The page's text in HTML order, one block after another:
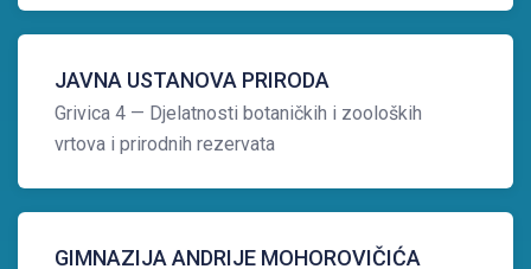
JAVNA USTANOVA PRIRODA
Grivica 4 — Djelatnosti botaničkih i zooloških
vrtova i prirodnih rezervata
GIMNAZIJA ANDRIJE MOHOROVIČIĆA